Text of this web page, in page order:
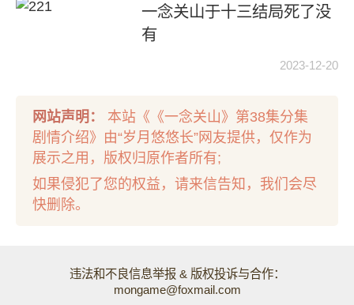
一念关山于十三结局死了没
有
2023-12-20
网站声明：
本站《《一念关山》第38集分集
剧情介绍》由“岁月悠悠长”网友提供，仅作为
展示之用，版权归原作者所有;
如果侵犯了您的权益，请来信告知，我们会尽
快删除。
违法和不良信息举报 & 版权投诉与合作：
mongame@foxmail.com